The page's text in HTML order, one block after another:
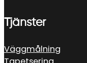
Tjänster
Väggmålning